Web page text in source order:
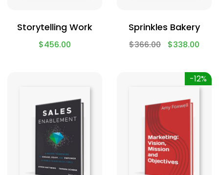
Storytelling Work
$456.00
Sprinkles Bakery
$366.00 $338.00
-12%